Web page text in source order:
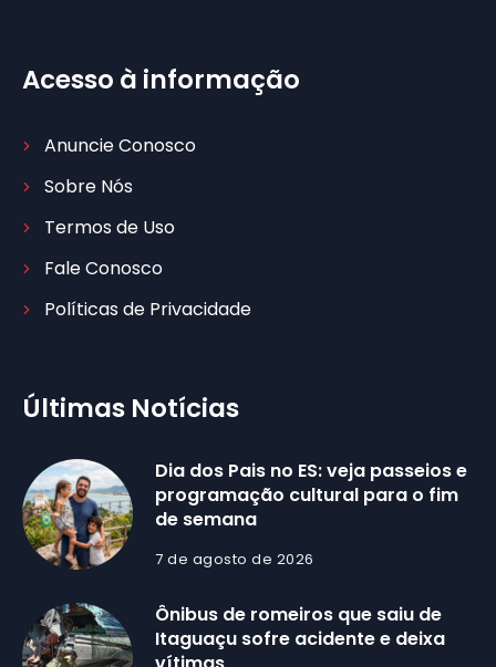
Acesso à informação
Anuncie Conosco
Sobre Nós
Termos de Uso
Fale Conosco
Políticas de Privacidade
Últimas Notícias
Dia dos Pais no ES: veja passeios e
programação cultural para o fim
de semana
7 de agosto de 2026
Ônibus de romeiros que saiu de
Itaguaçu sofre acidente e deixa